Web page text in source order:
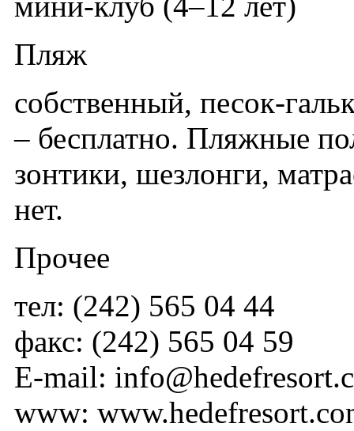
Пляж
собственный, песок-
– бесплатно. Пляжные
зонтики, шезлонги,
нет.
Прочее
тел: (242) 565 04 44
факс: (242) 565 04 59
E-mail:
www: